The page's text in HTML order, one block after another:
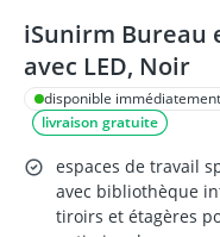
iSunirm Bureau
avec LED, Noir
disponible immédiatement
livraison gratuite
espaces de travail
avec bibliothèque
tiroirs et étagères